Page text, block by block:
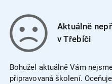
Aktuálně
v Třebíči
Bohužel aktuálně Vám
připravovaná školení.